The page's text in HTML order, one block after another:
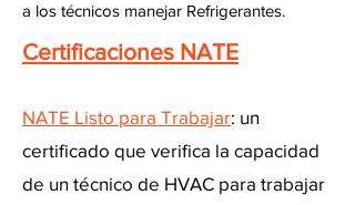
a los técnicos manejar Refrigerantes.
Certificaciones NATE
NATE Listo para Trabajar: un
certificado que verifica la capacidad
de un técnico de HVAC para trabajar